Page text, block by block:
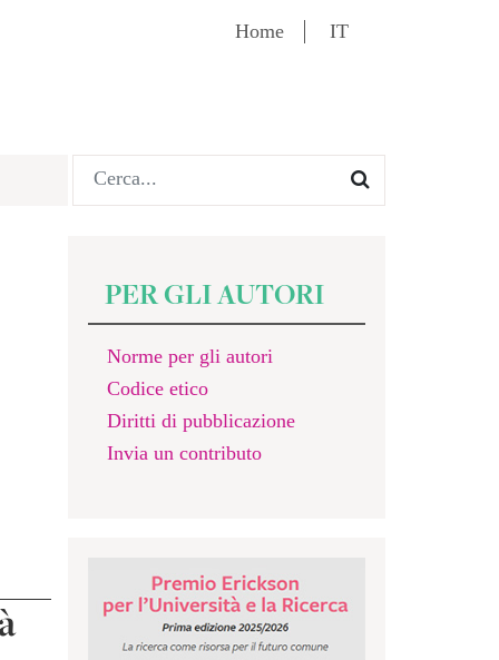
Home IT
PER GLI AUTORI
Norme per gli autori
Codice etico
Diritti di pubblicazione
Invia un contributo